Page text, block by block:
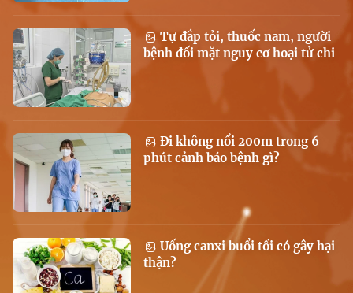
Tự đắp tỏi, thuốc nam, người
bệnh đối mặt nguy cơ hoại tử chi
Đi không nổi 200m trong 6
phút cảnh báo bệnh gì?
Uống canxi buổi tối có gây hại
thận?